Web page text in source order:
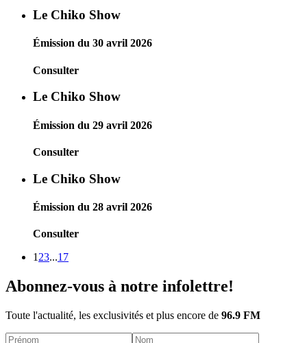
Le Chiko Show
Émission du 30 avril 2026
Consulter
Le Chiko Show
Émission du 29 avril 2026
Consulter
Le Chiko Show
Émission du 28 avril 2026
Consulter
1 23...17
Abonnez-vous à notre infolettre!
Toute l'actualité, les exclusivités et plus encore de 96.9 FM